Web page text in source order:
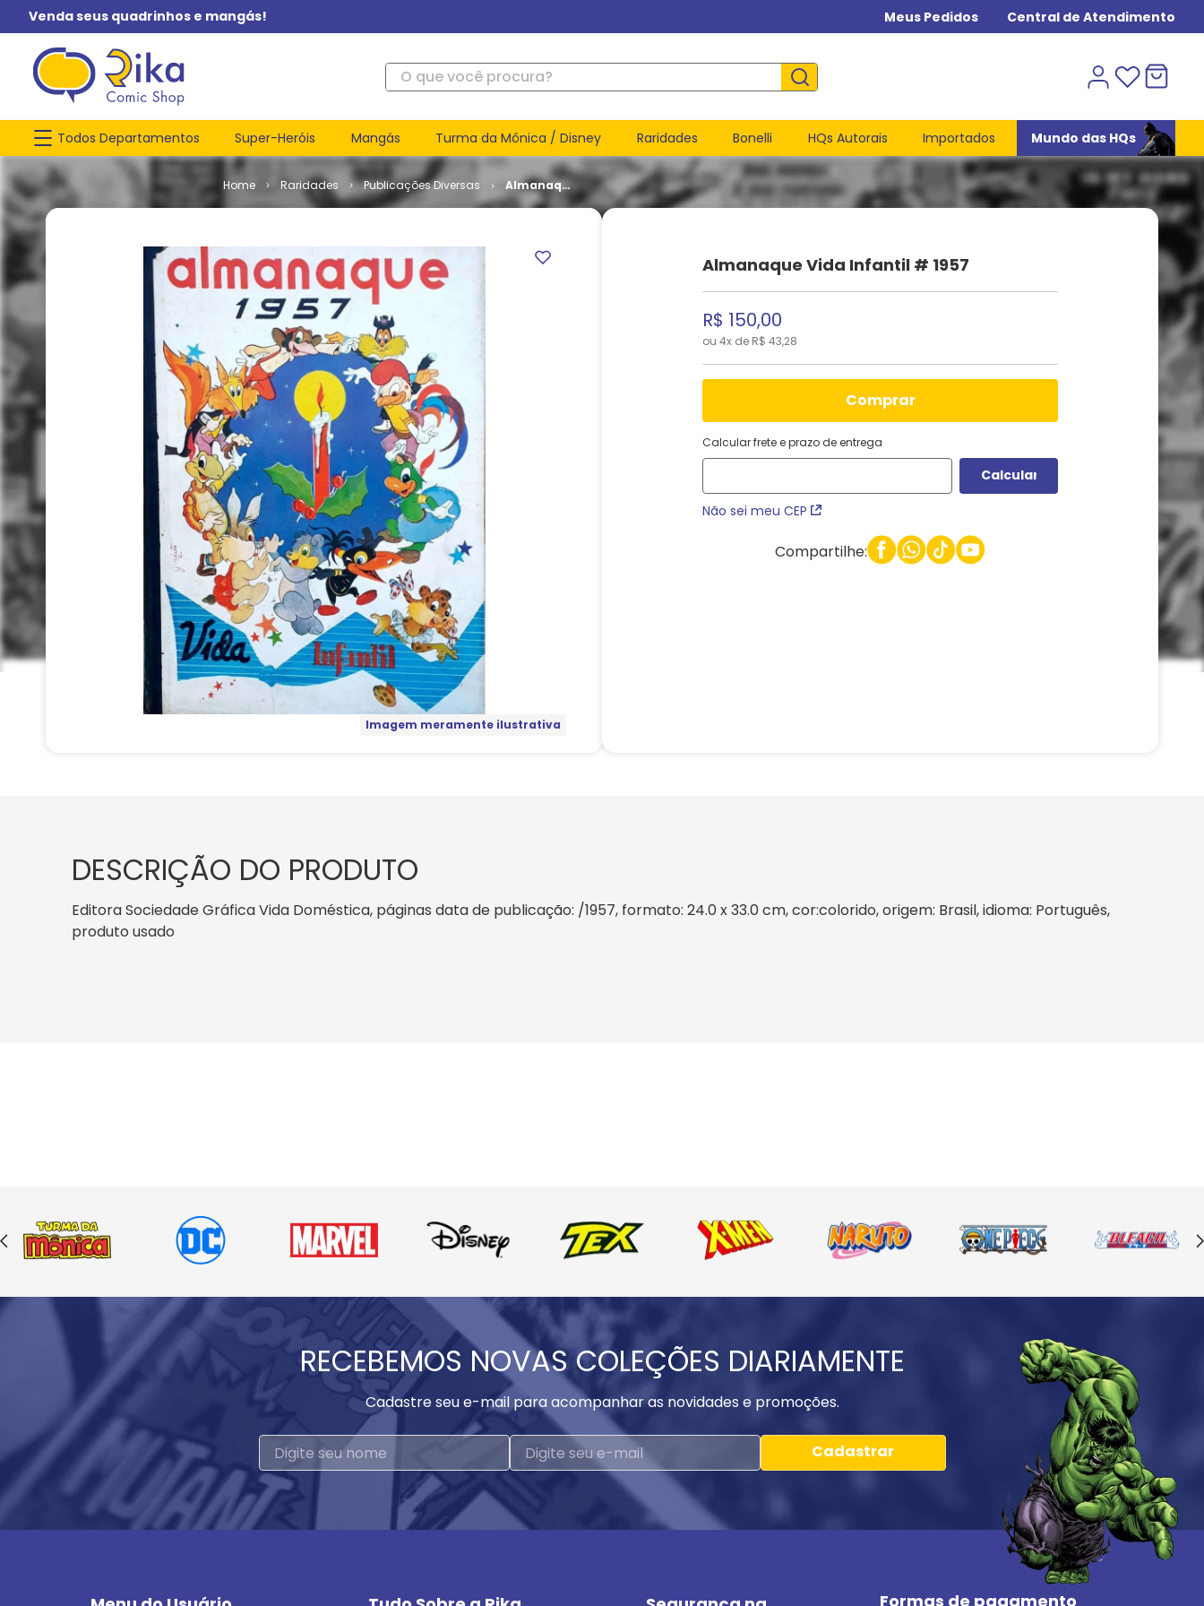
Venda seus quadrinhos e mangás! Meus Pedidos Central de Atendimento
O que você procura?
Todos Departamentos Super-Heróis Mangás Turma da Mônica / Disney Raridades Bonelli HQs Autorais Importados Mundo das HQs
Raridades Publicações Diversas
Almanaque
Vida
Imagem meramente ilustrativa
Almanaque Vida Infantil # 1957
R$ 150,00
ou 4x de R$ 43,28
comprar
Calcular frete e prazo de entrega
Não sei meu CEP
Compartilhe:
DESCRIÇÃO DO PRODUTO
Editora Sociedade Gráfica Vida Doméstica, páginas data de publicação: /1957, formato: 24.0 x 33.0 cm, cor:colorido, origem: Brasil, idioma: Português,
produto usado
RECEBEMOS NOVAS COLEÇÕES DIARIAMENTE
Cadastre seu e-mail para acompanhar as novidades e promoções.
Cadastrar
Formas de pagamento